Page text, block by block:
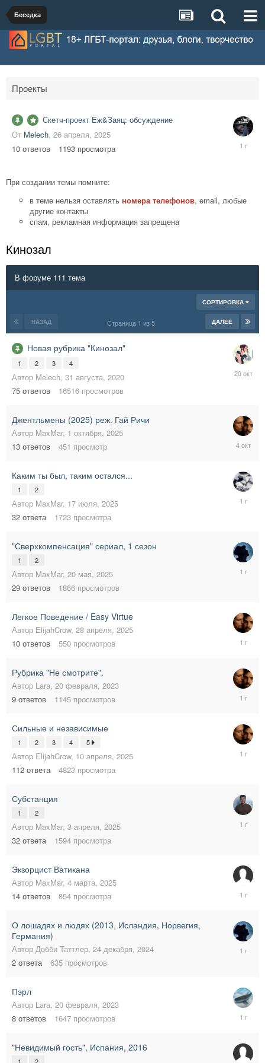
Беседка
Проекты
Скетч-проект Ёж&Заяц: обсуждение
От Melech, 26 апреля, 2025
10 ответов 1193 просмотра
30
апреля,
При создании темы помните:
в теме нельзя оставлять номера телефонов, email, любые
другие контакты
спам, рекламная информация запрещена
Кинозал
В форуме 111 тема
СОРТИРОВКА
НАЗАД ДАЛЕЕ
Страница 1 из 5
Новая рубрика "Кинозал"
1 2 3 4
Автор Melech, 31 августа, 2020
75 ответов 16516 просмотров
20
октября,
Джентльмены (2025) реж. Гай Ричи
Автор MaxMar, 1 октября, 2025
13 ответов 451 просмотр
октября,
Каким ты был, таким остался...
1 2
Автор MaxMar, 17 июля, 2025
32 ответа 1723 просмотра
20
июля,
"Сверхкомпенсация" сериал, 1 сезон
1 2
Автор MaxMar, 20 мая, 2025
29 ответов 1866 просмотров
июня,
Легкое Поведение / Easy Virtue
Автор ElijahCrow, 28 апреля, 2025
10 ответов 550 просмотров
29
апреля,
Рубрика "Не смотрите".
Автор Lara, 20 февраля, 2023
9 ответов 1145 просмотров
28
апреля,
Сильные и независимые
1 2 3 4 5
Автор ElijahCrow, 10 апреля, 2025
112 ответа 4823 просмотра
20
апреля,
Субстанция
1 2
Автор MaxMar, 3 апреля, 2025
32 ответа 1594 просмотра
апреля,
Экзорцист Ватикана
Автор MaxMar, 4 марта, 2025
14 ответов 854 просмотра
марта,
О лошадях и людях (2013, Исландия, Норвегия,
Германия)
Автор Добби Таттлер, 24 декабря, 2024
2 ответа 635 просмотров
25
декабря,
Пэрл
Автор Lara, 20 февраля, 2023
8 ответов 1647 просмотров
19
ноября,
"Невидимый гость", Испания, 2016